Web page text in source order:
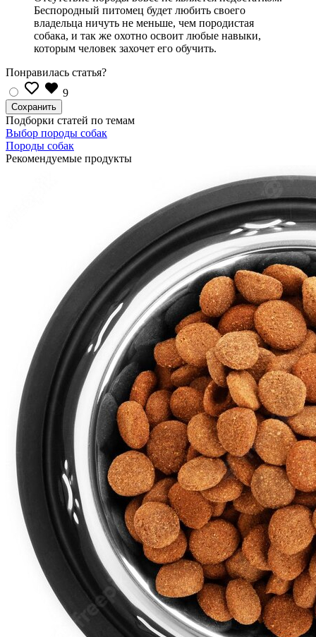
Беспородный питомец будет любить своего
владельца ничуть не меньше, чем породистая
собака, и так же охотно освоит любые навыки,
которым человек захочет его обучить.
Понравилась статья?
9
Подборки статей по темам
Выбор породы собак
Породы собак
Рекомендуемые продукты